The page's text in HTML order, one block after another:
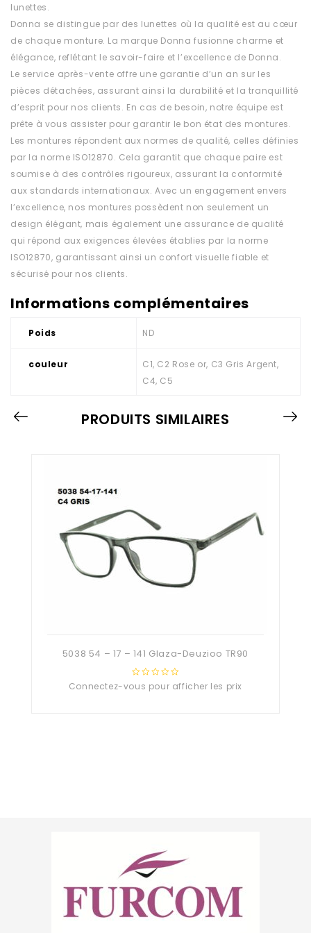
lunettes.
Donna se distingue par des lunettes où la qualité est au cœur
de chaque monture. La marque Donna fusionne charme et
élégance, reflétant le savoir-faire et l’excellence de Donna.
Le service après-vente offre une garantie d’un an sur les
pièces détachées, assurant ainsi la durabilité et la tranquillité
d’esprit pour nos clients. En cas de besoin, notre équipe est
prête à vous assister pour garantir le bon état des montures.
Les montures répondent aux normes de qualité, celles définies
par la norme ISO12870. Cela garantit que chaque paire est
soumise à des contrôles rigoureux, assurant la conformité
aux standards internationaux. Avec un engagement envers
l’excellence, nos montures possèdent non seulement un
design élégant, mais également une assurance de qualité
qui répond aux exigences élevées établies par la norme
ISO12870, garantissant ainsi un confort visuelle fiable et
sécurisé pour nos clients.
Informations complémentaires
Poids ND
couleur
C1, C2 Rose or, C3 Gris Argent,
C4, C5
PRODUITS SIMILAIRES
5038 54 – 17 – 141 Glaza-Deuzioo TR90
0
Connectez-vous pour afficher les prix